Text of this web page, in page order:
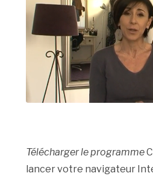
Télécharger le programme
lancer votre navigateur